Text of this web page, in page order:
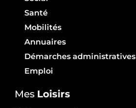
Santé
Mobilités
Annuaires
Démarches administratives
Emploi
Mes Loisirs